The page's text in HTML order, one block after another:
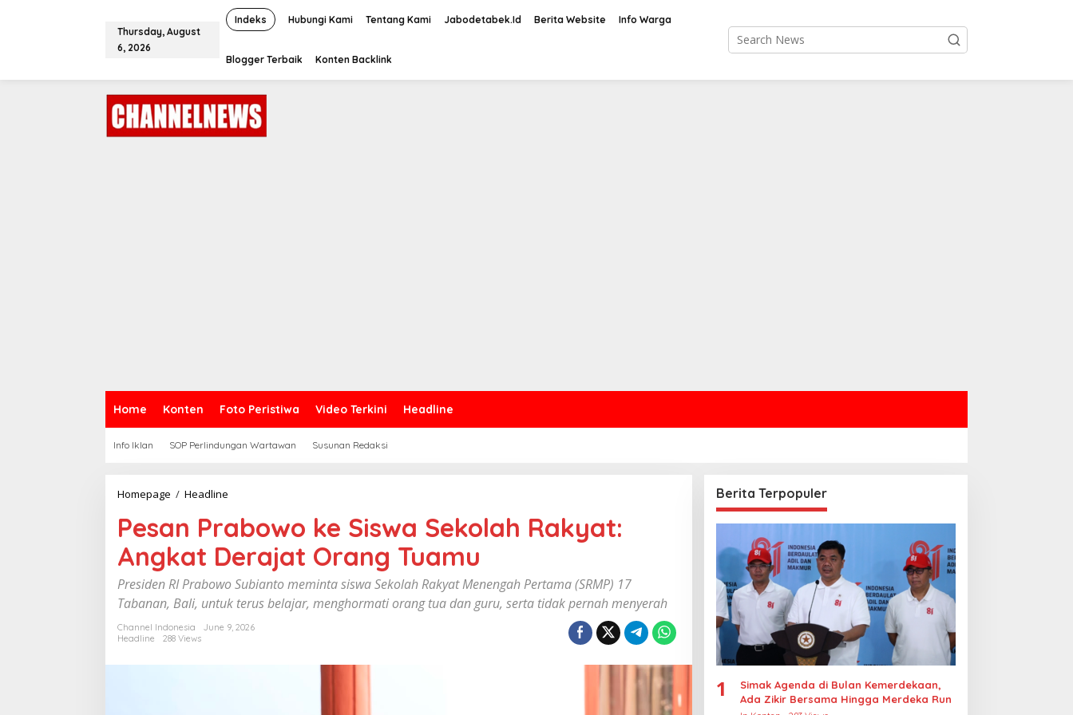
o
Thursday, August
6, 2026
Indeks Hubungi Kami Tentang Kami Jabodetabek.Id Berita Website Info Warga
Blogger Terbaik Konten Backlink
Home Konten Foto Peristiwa Video Terkini Headline
Info Iklan SOP Perlindungan Wartawan Susunan Redaksi
Homepage / Headline
s
a
n
P
r
b
o
Pesan Prabowo ke Siswa Sekolah Rakyat:
Angkat Derajat Orang Tuamu
Presiden RI Prabowo Subianto meminta siswa Sekolah Rakyat Menengah Pertama (SRMP) 17
Tabanan, Bali, untuk terus belajar, menghormati orang tua dan guru, serta tidak pernah menyerah
Channel Indonesia
June 9, 2026
Headline
288 Views
Berita Terpopuler
1
Simak Agenda di Bulan Kemerdekaan,
Ada Zikir Bersama Hingga Merdeka Run